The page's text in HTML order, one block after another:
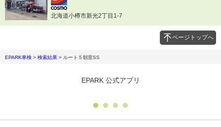
北海道小樽市新光2丁目1-7
ページトップへ
EPARK車検 > 検索結果 > ルート５朝里SS